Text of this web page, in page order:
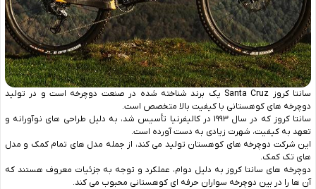
سانتا کروز Santa Cruz یک برند شناخته شده در صنعت دوچرخه است و در تولید
دوچرخه ‌های کوهستانی با کیفیت بالا متخصص است.
سانتا کروز که در سال ۱۹۹۳ در کالیفرنیا تأسیس شد، به دلیل طراحی‌ های نوآورانه و
تعهد به کیفیت، شهرت زیادی به دست آورده است.
این شرکت دوچرخه ‌های کوهستان تولید می‌ کند، از جمله مدل‌ های تمام‌ کمک و مدل
‌های تک ‌کمک.
دوچرخه ‌های سانتا کروز به دلیل دوام، عملکرد و توجه به جزئیات معروف هستند که
آن‌ ها را در بین دوچرخه ‌سواران حرفه ‌ای کوهستانی محبوب می ‌کند.